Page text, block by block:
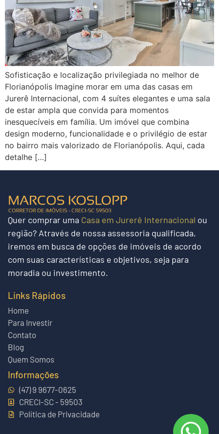
Sofisticação e localização privilegiada no melhor de
Florianópolis Imagine morar em uma das casas em
Jurerê Internacional, com 4 suítes elegantes e uma sala
de estar ampla que convida para momentos
inesquecíveis em família. Um imóvel que combina
design moderno, funcionalidade e o privilégio de estar
no bairro mais valorizado de Florianópolis. Aqui, cada
detalhe […]
Quer comprar uma Casa em Jurerê Internacional ou
região? Através de nossa assessoria qualificada,
iremos em busca de opções de imóveis de acordo
com suas características e objetivos, seja para
moradia ou investimento.
Links Rápidos
Home
Para Investir
Contato
Blog
Quem Somos
Informações
(47) 9 9677-0625
CRECI-SC - 59503
Política de Privacidade